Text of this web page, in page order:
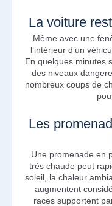
La voiture
Même avec une
l’intérieur d’un
En quelques minutes
des niveaux
nombreux coups de
Les
Une promenade en
très chaude peut
soleil, la chaleur
augmentent
races supportent